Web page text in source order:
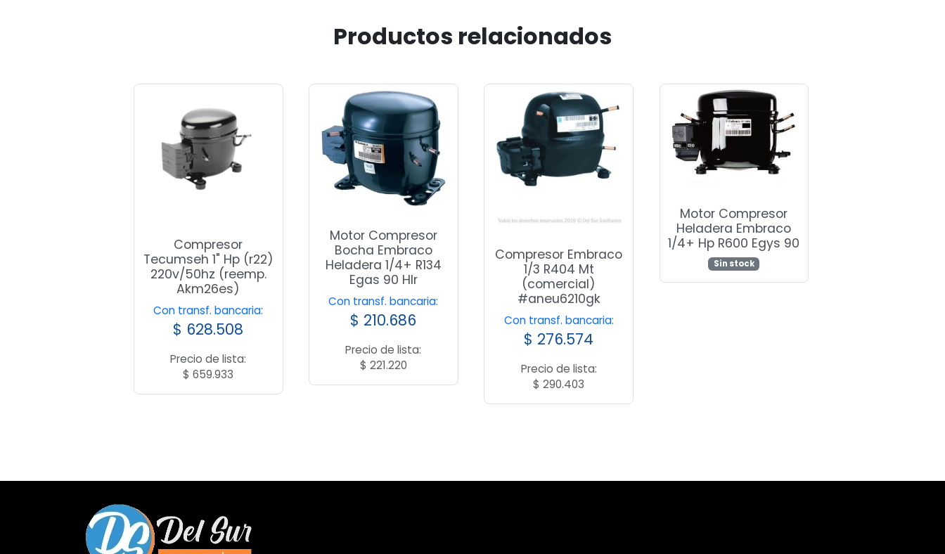
Productos relacionados
Compresor
Tecumseh 1" Hp (r22)
220v/50hz (reemp.
Akm26es)
Con transf. bancaria:
$ 628.508
Precio de lista:
$ 659.933
Motor Compresor
Bocha Embraco
Heladera 1/4+ R134
Egas 90 Hlr
Con transf. bancaria:
$ 210.686
Precio de lista:
$ 221.220
Compresor Embraco
1/3 R404 Mt
(comercial)
#aneu6210gk
Con transf. bancaria:
$ 276.574
Precio de lista:
$ 290.403
Motor Compresor
Heladera Embraco
1/4+ Hp R600 Egys 90
Sin stock